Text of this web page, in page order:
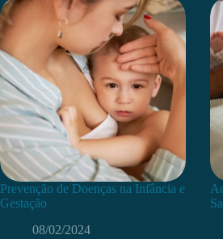
Prevenção de Doenças na Infância e
Gestação
08/02/2024